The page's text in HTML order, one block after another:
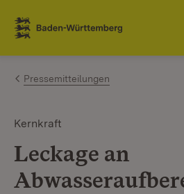
Zum Inhalt springen
Link zur Startseite
Pressemitteilungen
Kernkraft
Leckage an